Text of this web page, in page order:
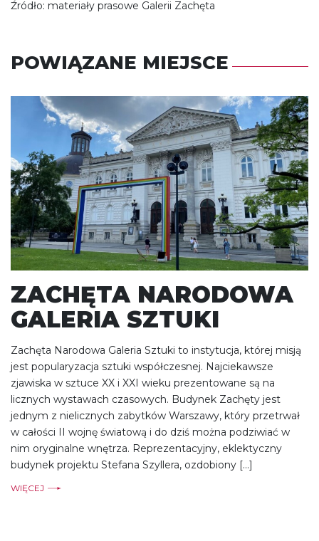
Źródło: materiały prasowe Galerii Zachęta
POWIĄZANE MIEJSCE
ZACHĘTA NARODOWA
GALERIA SZTUKI
Zachęta Narodowa Galeria Sztuki to instytucja, której misją
jest popularyzacja sztuki współczesnej. Najciekawsze
zjawiska w sztuce XX i XXI wieku prezentowane są na
licznych wystawach czasowych. Budynek Zachęty jest
jednym z nielicznych zabytków Warszawy, który przetrwał
w całości II wojnę światową i do dziś można podziwiać w
nim oryginalne wnętrza. Reprezentacyjny, eklektyczny
budynek projektu Stefana Szyllera, ozdobiony […]
WIĘCEJ